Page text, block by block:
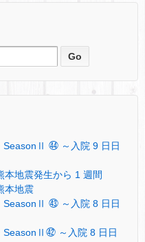
SeasonⅡ ㊹ ～入院 9 日日
本地震発生から 1 週間
本地震
SeasonⅡ ㊸ ～入院 8 日日
SeasonⅡ㊷ ～入院 8 日日